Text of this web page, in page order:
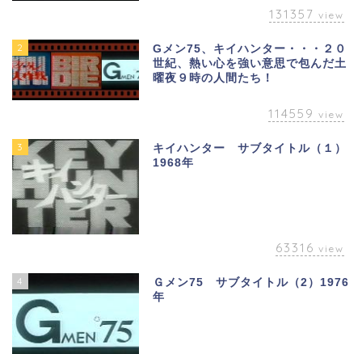
131357 view
2
Gメン75、キイハンター・・・２０
世紀、熱い心を強い意思で包んだ土
曜夜９時の人間たち！
114559 view
3
キイハンター サブタイトル（１）
1968年
63316 view
4
Ｇメン75 サブタイトル（2）1976
年